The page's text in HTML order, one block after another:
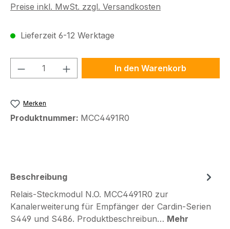
Preise inkl. MwSt. zzgl. Versandkosten
Lieferzeit 6-12 Werktage
Produkt Anzahl: Gib denIn den Warenkorb
Merken
Produktnummer: MCC4491R0
Beschreibung
Relais-Steckmodul N.O. MCC4491R0 zur
Kanalerweiterung für Empfänger der Cardin-Serien
S449 und S486. Produktbeschreibun… Mehr